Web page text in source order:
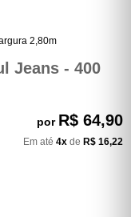
2,80m
Jeans - 400
por R$ 64,90
Em até 4x de R$ 16,22